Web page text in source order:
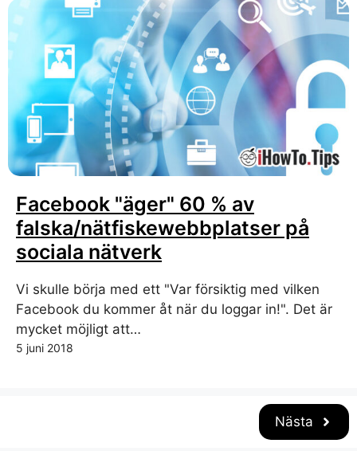
Facebook "äger" 60 % av
falska/nätfiskewebbplatser på
sociala nätverk
Vi skulle börja med ett "Var försiktig med vilken
Facebook du kommer åt när du loggar in!". Det är
mycket möjligt att…
5 juni 2018
Nästa